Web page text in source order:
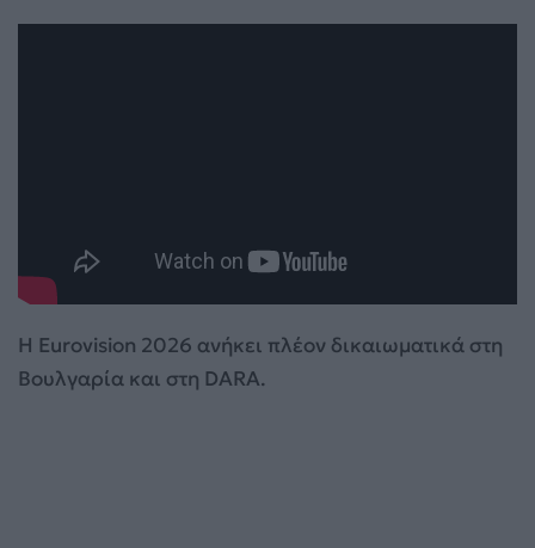
Η Eurovision 2026 ανήκει πλέον δικαιωματικά στη
Βουλγαρία και στη DARA.